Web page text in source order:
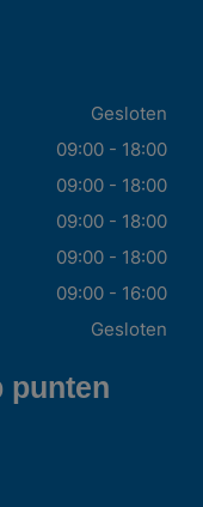
Gesloten
09:00 - 18:00
09:00 - 18:00
09:00 - 18:00
09:00 - 18:00
09:00 - 16:00
Gesloten
punten